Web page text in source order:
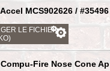
MCS902626 / #35496
LE FICHIER
Fire Nose Cone